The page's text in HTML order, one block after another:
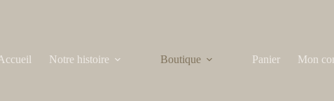
Notre histoire Boutique Panier Mon